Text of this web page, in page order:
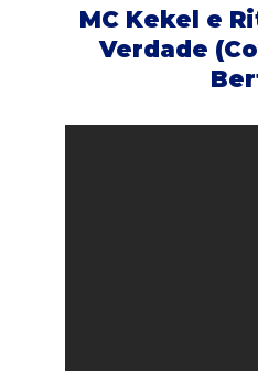
MC Kekel e
Verdade